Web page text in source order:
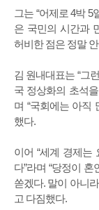
그는 “어제로 4박 5
은 국민의 시간과
허비한 점은 정말
김 원내대표는 “그
국 정상화의 초석
며 “국회에는 아직
했다.
이어 “세계 경제는
다”라며 “당정이
쏟겠다. 말이 아니
고 다짐했다.